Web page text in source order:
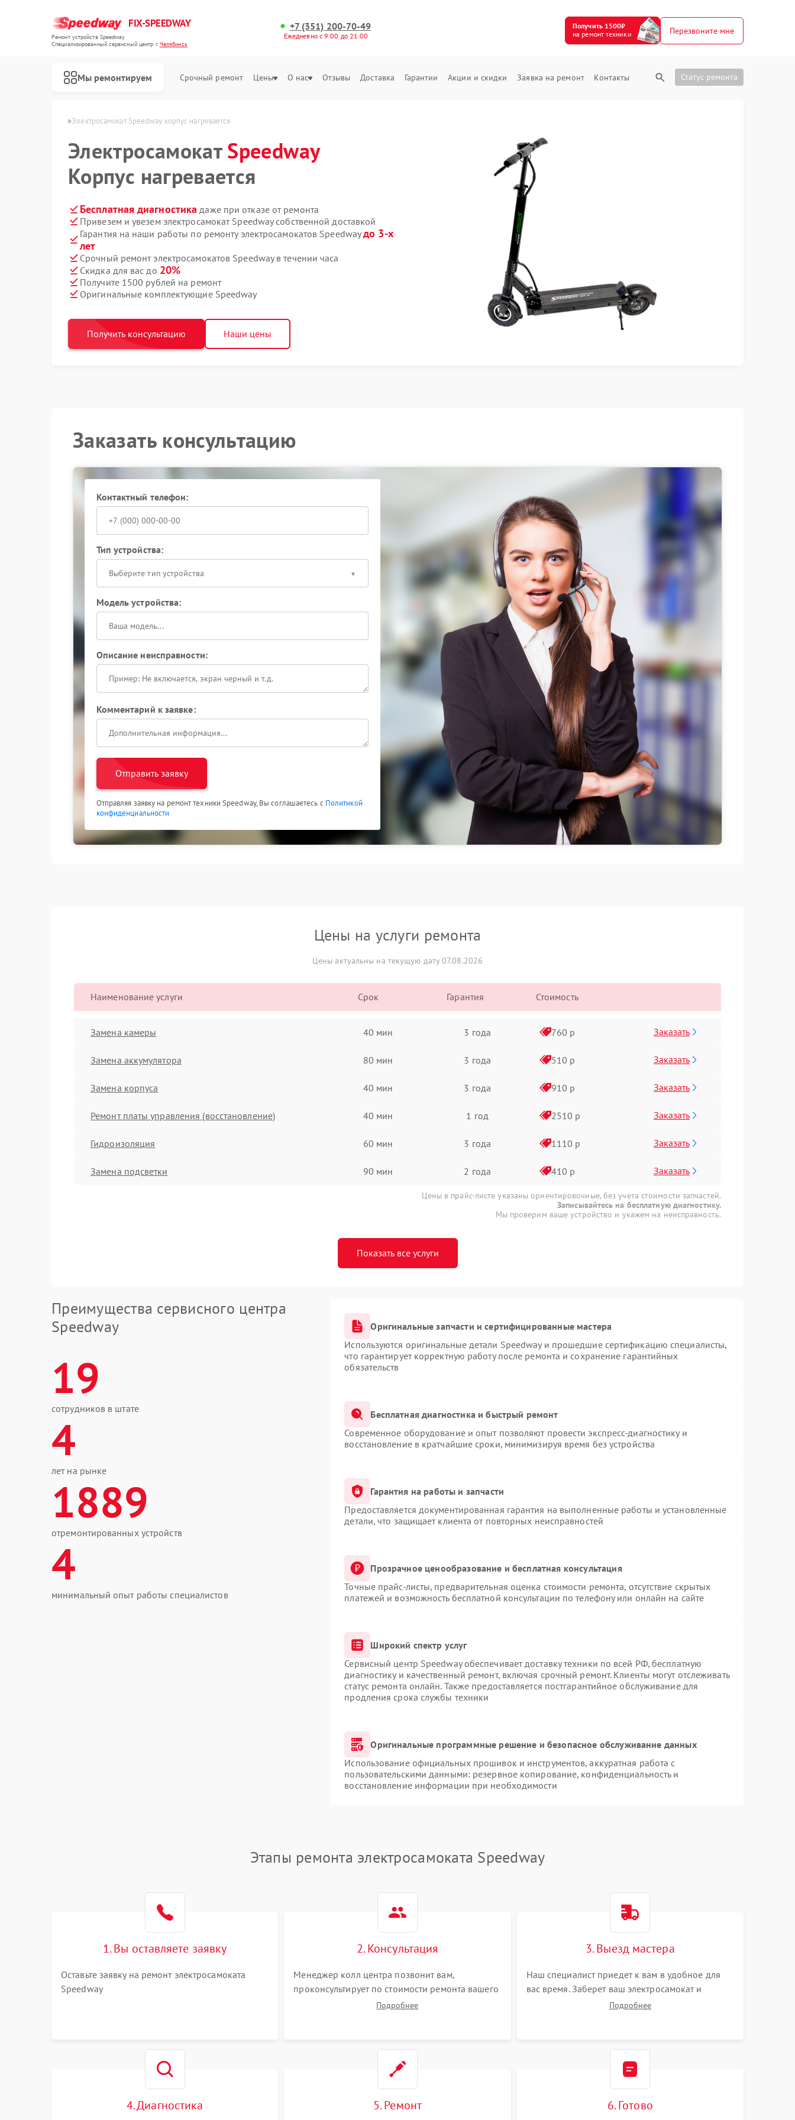
FIX-SPEEDWAY
Ремонт устройств Speedway
Специализированный cервисный центр г.Челябинск
+7 (351) 200-70-49
Ежедневно с 9:00 до 21:00
Получить 1500₽
на ремонт техники
Перезвоните мне
Мы ремонтируем Срочный ремонт Цены О нас Отзывы Доставка Гарантии Акции и скидки Заявка на ремонт Контакты Статус ремонта
в Челябинске Электросамокат Speedway корпус нагревается
ЭлектросамокатSpeedway
Корпус нагревается
Бесплатная диагностика даже при отказе от ремонта
Привезем и увезем электросамокат Speedway собственной доставкой
Гарантия на наши работы по ремонту электросамокатов Speedwayдо 3-х
лет
Срочный ремонт электросамокатов Speedway в течении часа
Скидка для вас до 20%
Получите 1500 рублей на ремонт
Оригинальные комплектующие Speedway
Получить консультацию Наши цены
Заказать консультацию
Контактный телефон:
Тип устройства:
Выберите тип устройства
Модель устройства:
Описание неисправности:
Комментарий к заявке:
Отправить заявку
Отправляя заявку на ремонт техники Speedway, Вы соглашаетесь с Политикой
конфиденциальности
Цены на услуги ремонта
Цены актуальны на текущую дату 07.08.2026
Наименование услуги Срок Гарантия Стоимость
Замена камеры 40 мин 3 года 760 р Заказать
Замена аккумулятора 80 мин 3 года 510 р Заказать
Замена корпуса 40 мин 3 года 910 р Заказать
Ремонт платы управления (восстановление) 40 мин 1 год 2510 р Заказать
Гидроизоляция 60 мин 3 года 1110 р Заказать
Замена подсветки 90 мин 2 года 410 р Заказать
Цены в прайс-листе указаны ориентировочные, без учета стоимости запчастей.
Записывайтесь на бесплатную диагностику.
Мы проверим ваше устройство и укажем на неисправность.
Показать все услуги
Преимущества сервисного центра
Speedway
19
сотрудников в штате
4
лет на рынке
1889
отремонтированных устройств
4
минимальный опыт работы специалистов
Оригинальные запчасти и сертифицированные мастера
Используются оригинальные детали Speedway и прошедшие сертификацию специалисты,
что гарантирует корректную работу после ремонта и сохранение гарантийных
обязательств
Бесплатная диагностика и быстрый ремонт
Современное оборудование и опыт позволяют провести экспресс-диагностику и
восстановление в кратчайшие сроки, минимизируя время без устройства
Гарантия на работы и запчасти
Предоставляется документированная гарантия на выполненные работы и установленные
детали, что защищает клиента от повторных неисправностей
Прозрачное ценообразование и бесплатная консультация
Точные прайс-листы, предварительная оценка стоимости ремонта, отсутствие скрытых
платежей и возможность бесплатной консультации по телефону или онлайн на сайте
Широкий спектр услуг
Сервисный центр Speedway обеспечивает доставку техники по всей РФ, бесплатную
диагностику и качественный ремонт, включая срочный ремонт. Клиенты могут отслеживать
статус ремонта онлайн. Также предоставляется постгарантийное обслуживание для
продления срока службы техники
Оригинальные программные решение и безопасное обслуживание данных
Использование официальных прошивок и инструментов, аккуратная работа с
пользовательскими данными: резервное копирование, конфиденциальность и
восстановление информации при необходимости
Этапы ремонта электросамоката Speedway
1. Вы оставляете заявку
Оставьте заявку на ремонт электросамоката
Speedway
2. Консультация
Менеджер колл центра позвонит вам,
проконсультирует по стоимости ремонта вашего
электросамоката а также ответит на все ваши
Подробнее
3. Выезд мастера
Наш специалист приедет к вам в удобное для
вас время. Заберет ваш электросамокат и
привезет на склад для диагностики.
Подробнее
4. Диагностика 5. Ремонт 6. Готово